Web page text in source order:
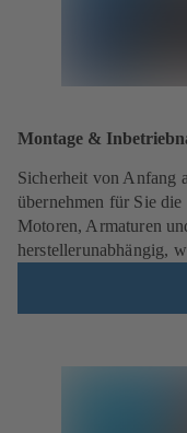
Montage &
Sicherheit von Anfang
übernehmen für Sie
Motoren, Armaturen
herstellerunabhängig,